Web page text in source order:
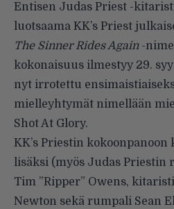
Entisen Judas Priest -
luotsaama KK’s Priest
The Sinner Rides Again-
kokonaisuus ilmestyy 29.
nyt irrotettu
mielleyhtymät nimellään
Shot At Glory.
KK’s Priestin
lisäksi (myös Judas Priestin
Tim ”Ripper” Owens,
Newton sekä rumpali Sean